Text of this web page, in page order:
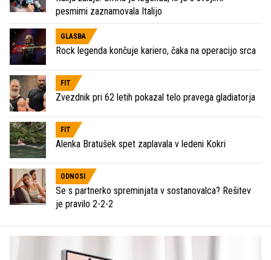
pesmimi zaznamovala Italijo
GLASBA
Rock legenda končuje kariero, čaka na operacijo srca
FIT
Zvezdnik pri 62 letih pokazal telo pravega gladiatorja
FIT
Alenka Bratušek spet zaplavala v ledeni Kokri
ODNOSI
Se s partnerko spreminjata v sostanovalca? Rešitev
je pravilo 2-2-2